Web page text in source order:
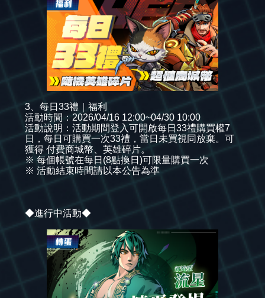
3、每日33禮｜福利
活動時間：2026/04/16 12:00~04/30 10:00
活動說明：活動期間登入可開啟每日33禮購買權7
日，每日可購買一次33禮，當日未買視同放棄。可
獲得 付費商城幣、英雄碎片。
※ 每個帳號在每日(8點換日)可限量購買一次
※ 活動結束時間請以本公告為準
◆進行中活動◆